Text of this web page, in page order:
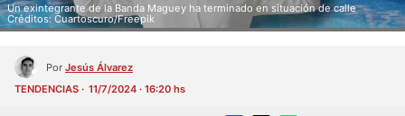
Un exintegrante de la Banda Maguey ha terminado en situación de calle
Créditos: Cuartoscuro/Freepik
Por Jesús Álvarez
TENDENCIAS
11/7/2024 · 16:20 hs